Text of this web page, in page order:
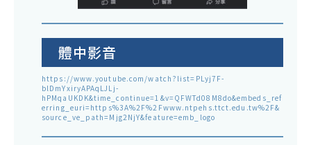
體中影音
https://www.youtube.com/watch?list=PLyj7F-
blDmYxiryAPAqLJLj-
hPMqaUKDK&time_continue=1&v=QFWTd08M8do&embeds_ref
erring_euri=https%3A%2F%2Fwww.ntpehs.ttct.edu.tw%2F&
source_ve_path=Mjg2NjY&feature=emb_logo